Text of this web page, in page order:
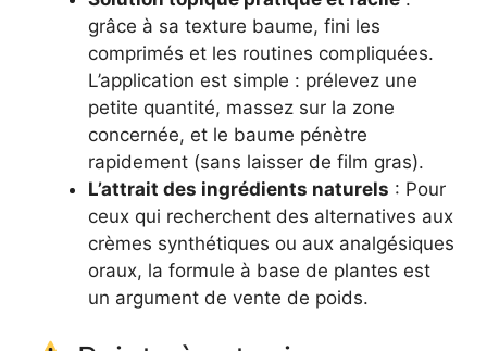
grâce à sa texture baume, fini les
comprimés et les routines compliquées.
L’application est simple : prélevez une
petite quantité, massez sur la zone
concernée, et le baume pénètre
rapidement (sans laisser de film gras).
L’attrait des ingrédients naturels : Pour
ceux qui recherchent des alternatives aux
crèmes synthétiques ou aux analgésiques
oraux, la formule à base de plantes est
un argument de vente de poids.